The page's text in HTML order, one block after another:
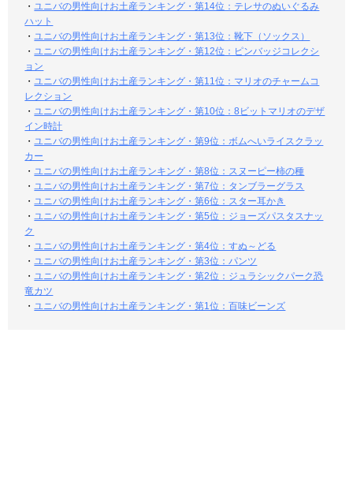
・ユニバの男性向けお土産ランキング・第14位：テレサのぬいぐるみ
ハット
・ユニバの男性向けお土産ランキング・第13位：靴下（ソックス）
・ユニバの男性向けお土産ランキング・第12位：ピンバッジコレクシ
ョン
・ユニバの男性向けお土産ランキング・第11位：マリオのチャームコ
レクション
・ユニバの男性向けお土産ランキング・第10位：8ビットマリオのデザ
イン時計
・ユニバの男性向けお土産ランキング・第9位：ボムへいライスクラッ
カー
・ユニバの男性向けお土産ランキング・第8位：スヌーピー柿の種
・ユニバの男性向けお土産ランキング・第7位：タンブラーグラス
・ユニバの男性向けお土産ランキング・第6位：スター耳かき
・ユニバの男性向けお土産ランキング・第5位：ジョーズパスタスナッ
ク
・ユニバの男性向けお土産ランキング・第4位：すぬ～どる
・ユニバの男性向けお土産ランキング・第3位：パンツ
・ユニバの男性向けお土産ランキング・第2位：ジュラシックパーク恐
竜カツ
・ユニバの男性向けお土産ランキング・第1位：百味ビーンズ